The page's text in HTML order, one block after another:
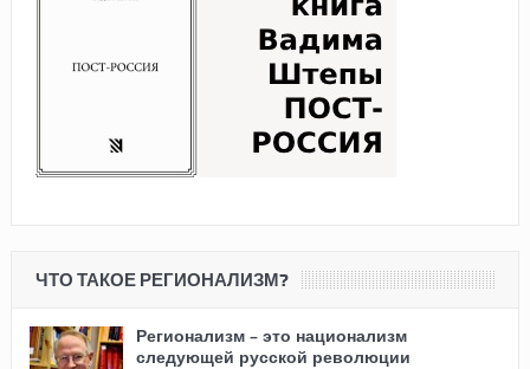
ЧТО ТАКОЕ РЕГИОНАЛИЗМ?
Регионализм – это национализм
следующей русской революции